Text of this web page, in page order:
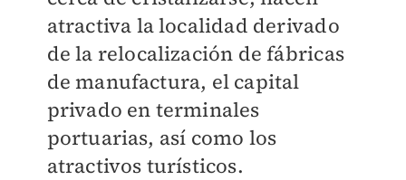
atractiva la localidad derivado
de la relocalización de fábricas
de manufactura, el capital
privado en terminales
portuarias, así como los
atractivos turísticos.